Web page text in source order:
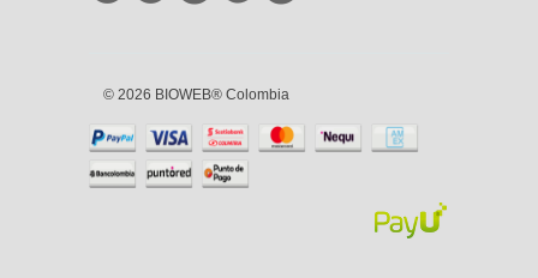
© 2026 BIOWEB® Colombia